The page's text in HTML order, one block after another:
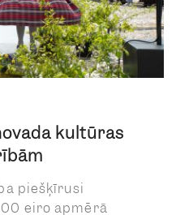
kultūras
piešķīrusi
eiro apmērā